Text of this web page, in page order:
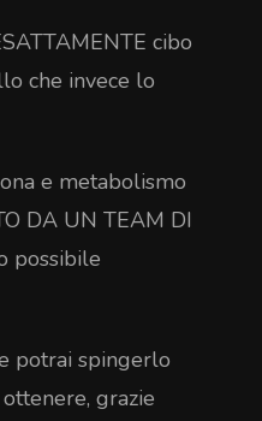
cibo
che invece lo
e metabolismo
DA UN TEAM DI
possibile
potrai spingerlo
grazie